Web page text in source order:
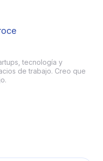
tecnología y
de trabajo. Creo que